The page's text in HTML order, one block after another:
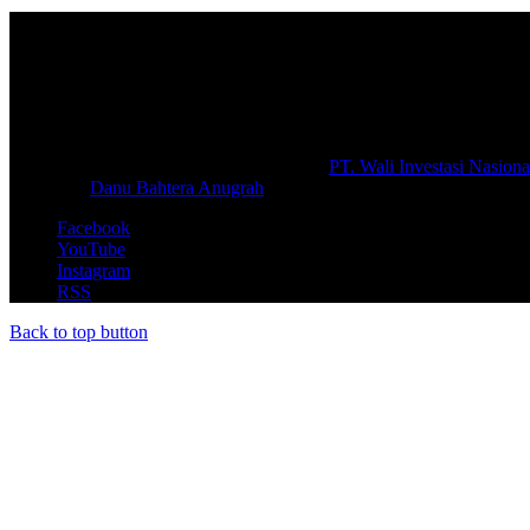
PT. Wali Investasi
Danu Bahtera Anugrah
Facebook
YouTube
Instagram
RSS
Back to top button